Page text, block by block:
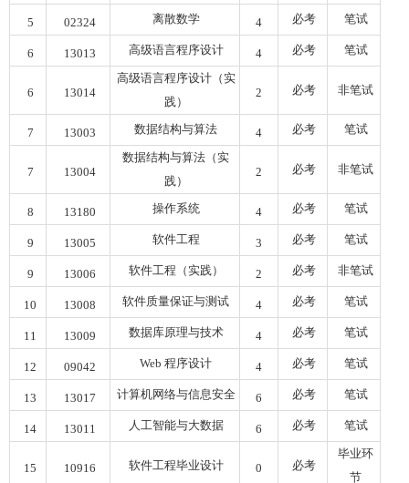
5 02324 离散数学 4 必考 笔试
6 13013 高级语言程序设计 4 必考 笔试
6 13014
高级语言程序设计（实
践）
2 必考 非笔试
7 13003 数据结构与算法 4 必考 笔试
7 13004
数据结构与算法（实
践）
2 必考 非笔试
8 13180 操作系统 4 必考 笔试
9 13005 软件工程 3 必考 笔试
9 13006 软件工程（实践） 2 必考 非笔试
10 13008 软件质量保证与测试 4 必考 笔试
11 13009 数据库原理与技术 4 必考 笔试
12 09042 Web 程序设计 4 必考 笔试
13 13017 计算机网络与信息安全 6 必考 笔试
14 13011 人工智能与大数据 6 必考 笔试
15 10916 软件工程毕业设计 0 必考
毕业环
节